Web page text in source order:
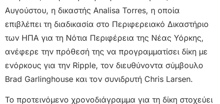
Αυγούστου, η δικαστής Analisa Torres, η οποία
επιβλέπει τη διαδικασία στο Περιφερειακό Δικαστήριο
των ΗΠΑ για τη Νότια Περιφέρεια της Νέας Υόρκης,
ανέφερε την πρόθεσή της να προγραμματίσει δίκη με
ενόρκους για την Ripple, τον διευθύνοντα σύμβουλο
Brad Garlinghouse και τον συνιδρυτή Chris Larsen.
Το προτεινόμενο χρονοδιάγραμμα για τη δίκη στοχεύει